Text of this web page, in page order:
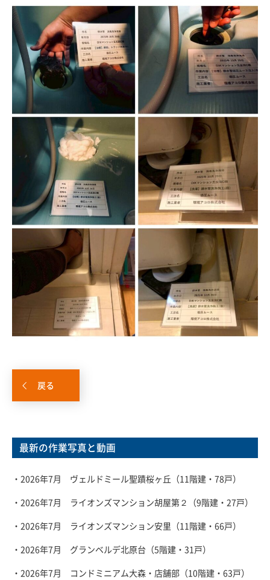
戻る
最新の作業写真と動画
・2026年7月 ヴェルドミール聖蹟桜ヶ丘（11階建・78戸）
・2026年7月 ライオンズマンション胡屋第２（9階建・27戸）
・2026年7月 ライオンズマンション安里（11階建・66戸）
・2026年7月 グランベルデ北原台（5階建・31戸）
・2026年7月 コンドミニアム大森・店舗部（10階建・63戸）